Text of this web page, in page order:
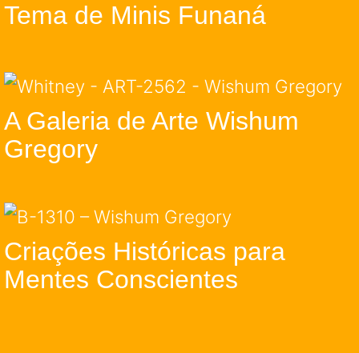
Tema de Minis Funaná
A Galeria de Arte Wishum
Gregory
Criações Históricas para
Mentes Conscientes